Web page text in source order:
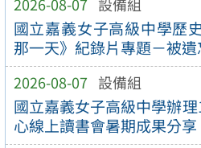
2026-08-07 設備組
國立嘉義女子高級中學歷
那一天》紀錄片專題－被
2026-08-07 設備組
國立嘉義女子高級中學辦
心線上讀書會暑期成果分享